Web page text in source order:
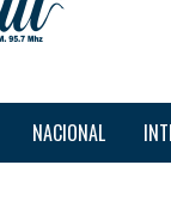
NACIONAL